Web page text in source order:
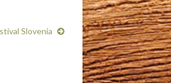
Slovenia